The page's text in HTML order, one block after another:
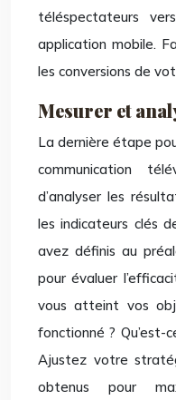
téléspectateurs
application mobile.
les conversions de
Mesurer et
La dernière étape
communication
d’analyser les
les indicateurs clés
avez définis au
pour évaluer
vous atteint vos
fonctionné ? Qu’est-
Ajustez votre
obtenus pour